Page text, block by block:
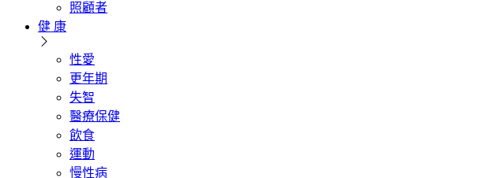
照顧者
健 康
性愛
更年期
失智
醫療保健
飲食
運動
慢性病